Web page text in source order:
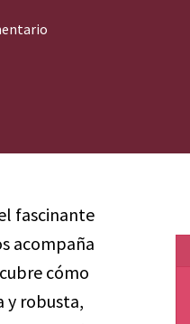
fascinante
acompaña
cómo
y robusta,